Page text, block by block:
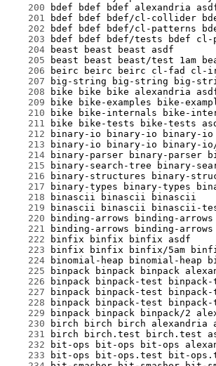
    200
    201
    202
    203
    204
    205
    206
    207
    208
    209
    210
    211
    212
    213
    214
    215
    216
    217
    218
    219
    220
    221
    222
    223
    224
    225
    226
    227
    228
    229
    230
    231
    232
    233